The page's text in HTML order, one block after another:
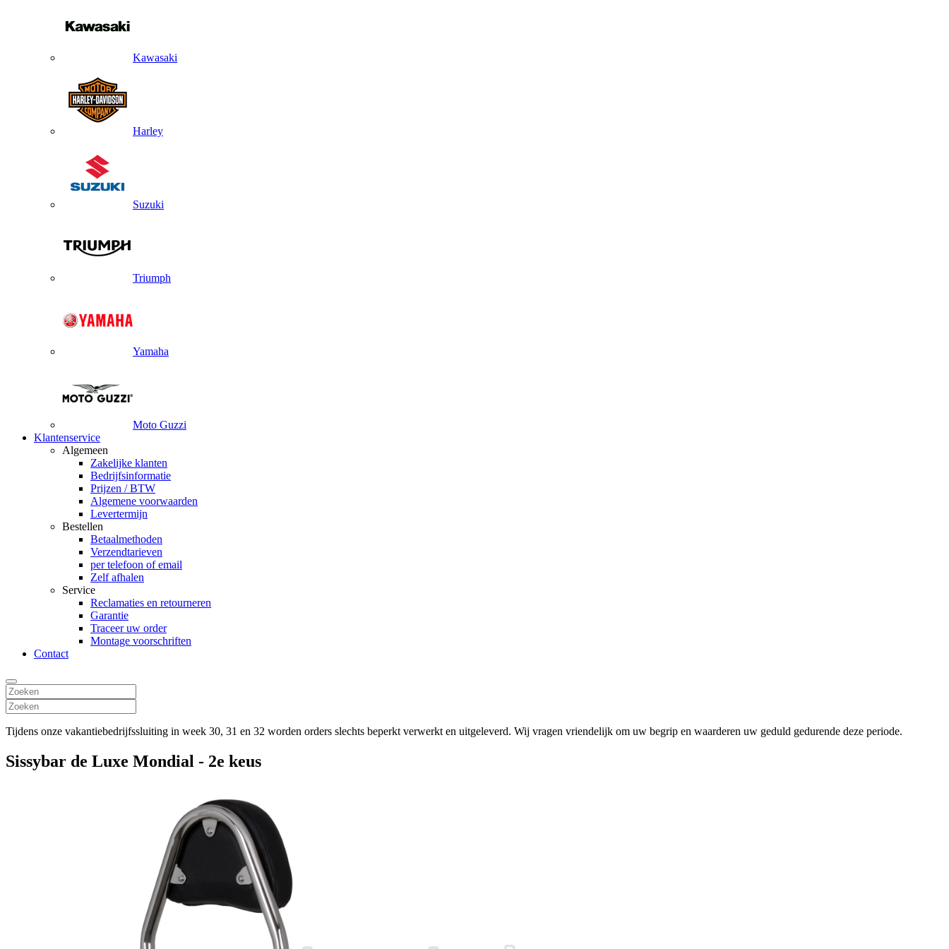
Kawasaki
Harley
Suzuki
Triumph
Yamaha
Moto Guzzi
Klantenservice
Algemeen
Zakelijke klanten
Bedrijfsinformatie
Prijzen / BTW
Algemene voorwaarden
Levertermijn
Bestellen
Betaalmethoden
Verzendtarieven
per telefoon of email
Zelf afhalen
Service
Reclamaties en retourneren
Garantie
Traceer uw order
Montage voorschriften
Contact
Tijdens onze vakantiebedrijfssluiting in week 30, 31 en 32 worden orders slechts beperkt verwerkt en uitgeleverd. Wij vragen vriendelijk om uw begrip en waarderen uw geduld gedurende deze periode.
Sissybar de Luxe Mondial - 2e keus